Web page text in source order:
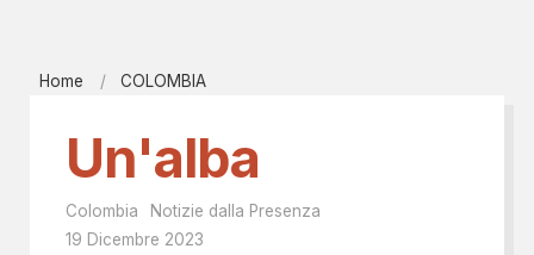
Home COLOMBIA
Un'alba
Colombia
Notizie dalla Presenza
19 Dicembre 2023